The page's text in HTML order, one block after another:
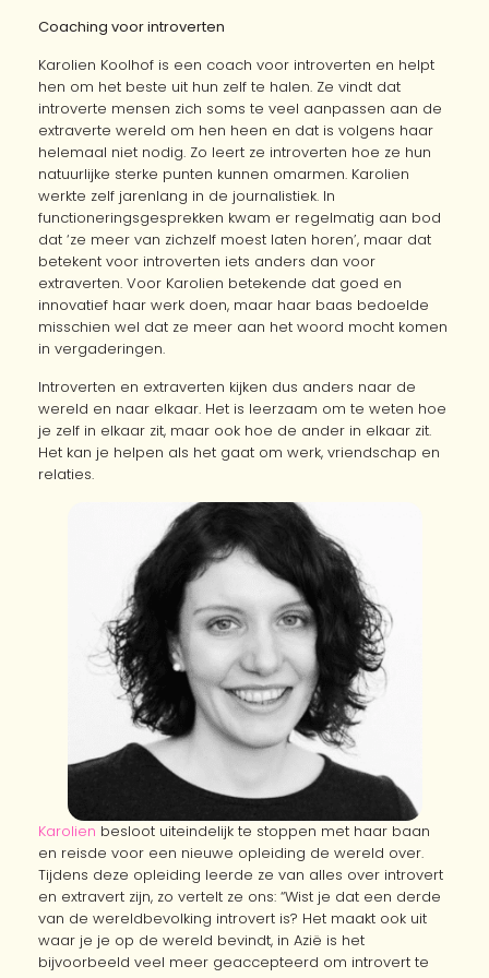
Coaching voor introverten
Karolien Koolhof is een coach voor introverten en helpt
hen om het beste uit hun zelf te halen. Ze vindt dat
introverte mensen zich soms te veel aanpassen aan de
extraverte wereld om hen heen en dat is volgens haar
helemaal niet nodig. Zo leert ze introverten hoe ze hun
natuurlijke sterke punten kunnen omarmen. Karolien
werkte zelf jarenlang in de journalistiek. In
functioneringsgesprekken kwam er regelmatig aan bod
dat ‘ze meer van zichzelf moest laten horen’, maar dat
betekent voor introverten iets anders dan voor
extraverten. Voor Karolien betekende dat goed en
innovatief haar werk doen, maar haar baas bedoelde
misschien wel dat ze meer aan het woord mocht komen
in vergaderingen.
Introverten en extraverten kijken dus anders naar de
wereld en naar elkaar. Het is leerzaam om te weten hoe
je zelf in elkaar zit, maar ook hoe de ander in elkaar zit.
Het kan je helpen als het gaat om werk, vriendschap en
relaties.
Karolien besloot uiteindelijk te stoppen met haar baan
en reisde voor een nieuwe opleiding de wereld over.
Tijdens deze opleiding leerde ze van alles over introvert
en extravert zijn, zo vertelt ze ons: “Wist je dat een derde
van de wereldbevolking introvert is? Het maakt ook uit
waar je je op de wereld bevindt, in Azië is het
bijvoorbeeld veel meer geaccepteerd om introvert te